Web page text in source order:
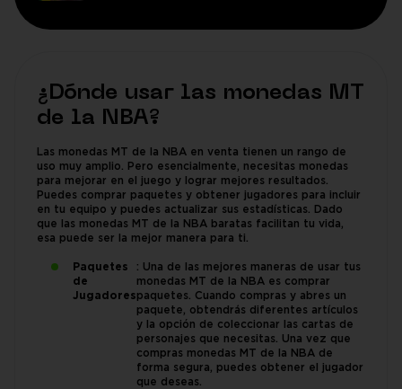
¿Dónde usar las monedas MT
de la NBA?
Las monedas MT de la NBA en venta tienen un rango de
uso muy amplio. Pero esencialmente, necesitas monedas
para mejorar en el juego y lograr mejores resultados.
Puedes comprar paquetes y obtener jugadores para incluir
en tu equipo y puedes actualizar sus estadísticas. Dado
que las monedas MT de la NBA baratas facilitan tu vida,
esa puede ser la mejor manera para ti.
Paquetes
de
Jugadores
: Una de las mejores maneras de usar tus
monedas MT de la NBA es comprar
paquetes. Cuando compras y abres un
paquete, obtendrás diferentes artículos
y la opción de coleccionar las cartas de
personajes que necesitas. Una vez que
compras monedas MT de la NBA de
forma segura, puedes obtener el jugador
que deseas.